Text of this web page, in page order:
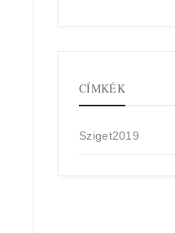
CÍMKÉK
Sziget2019